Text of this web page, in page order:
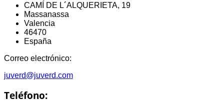
CAMÍ DE L´ALQUERIETA, 19
Massanassa
Valencia
46470
España
Correo electrónico:
juverd@juverd.com
Teléfono: